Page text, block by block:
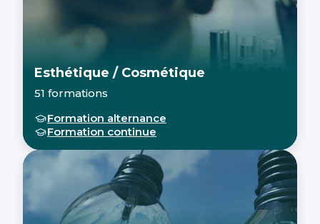
Esthétique / Cosmétique
51 formations
Formation alternance
Formation continue